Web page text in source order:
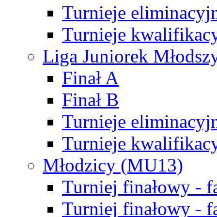
Turnieje
Turnieje
Liga Juniorek
Finał A
Finał B
Turnieje
Turnieje
Młodzicy (MU13)
Turniej finałowy -
Turniej finałowy -